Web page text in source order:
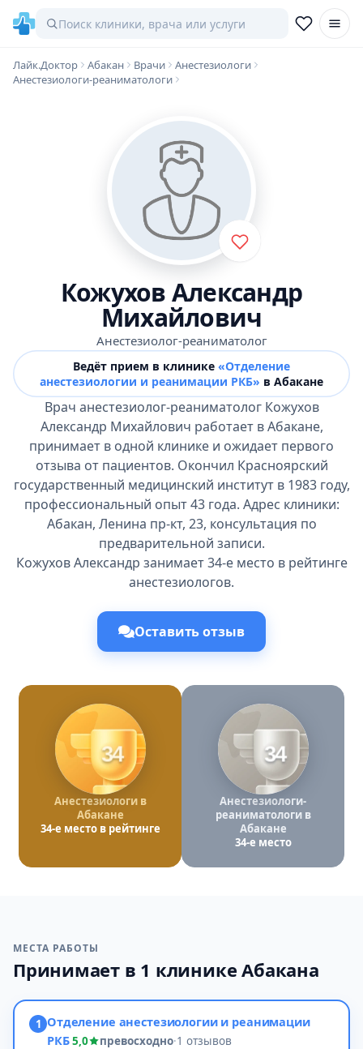
Лайк.Доктор Абакан Врачи
Анестезиологи
Анестезиологи-реаниматологи
Кожухов Александр
Михайлович
Анестезиолог-реаниматолог
Ведёт прием в клинике «Отделение
анестезиологии и реанимации РКБ» в Абакане
Врач анестезиолог-реаниматолог Кожухов
Александр Михайлович работает в Абакане,
принимает в одной клинике и ожидает первого
отзыва от пациентов. Окончил Красноярский
государственный медицинский институт в 1983 году,
профессиональный опыт 43 года. Адрес клиники:
Абакан, Ленина пр-кт, 23, консультация по
предварительной записи.
Кожухов Александр занимает 34-е место в рейтинге
анестезиологов.
Оставить отзыв
34
Анестезиологи в
Абакане
34-е место в рейтинге
34
Анестезиологи-
реаниматологи в
Абакане
34-е место
МЕСТА РАБОТЫ
Принимает в 1 клинике Абакана
1 Отделение анестезиологии и реанимации
РКБ5,0 превосходно·1 отзывов